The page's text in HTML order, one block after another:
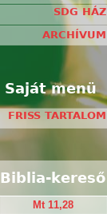
SDG HÁZ
ARCHÍVUM
Saját menü
FRISS TARTALOM
Biblia-kereső